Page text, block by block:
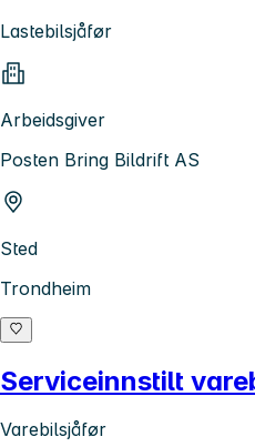
Lastebilsjåfør
Arbeidsgiver
Posten Bring Bildrift AS
Sted
Trondheim
Serviceinnstilt
Varebilsjåfør